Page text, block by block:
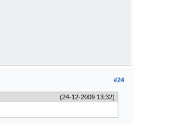
#24
(24-12-2009 13:32)